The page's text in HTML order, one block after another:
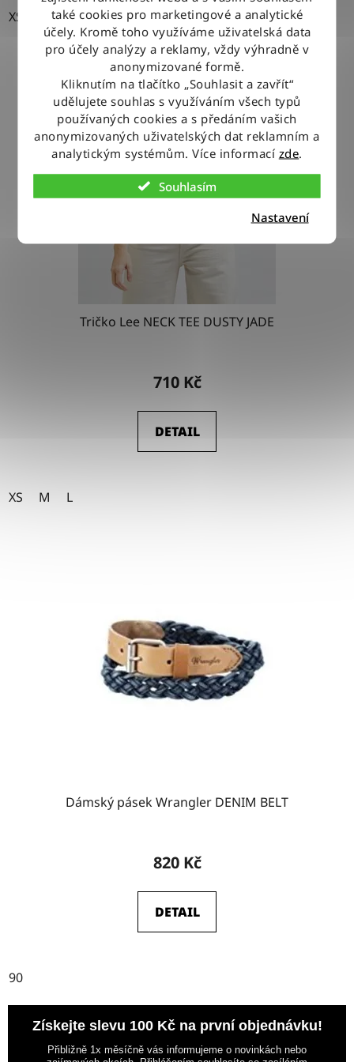
také cookies pro marketingové a analytické
účely. Kromě toho využíváme uživatelská data
pro účely analýzy a reklamy, vždy výhradně v
anonymizované formě.
Kliknutím na tlačítko „Souhlasit a zavřít“
udělujete souhlas s využíváním všech typů
používaných cookies a s předáním vašich
anonymizovaných uživatelských dat reklamním a
analytickým systémům. Více informací zde.
Souhlasím
Nastavení
XS
Tričko Lee NECK TEE DUSTY JADE
710 Kč
DETAIL
XS M L
Dámský pásek Wrangler DENIM BELT
820 Kč
DETAIL
90
Získejte slevu 100 Kč na první objednávku!
Přibližně 1x měsíčně vás informujeme o novinkách nebo